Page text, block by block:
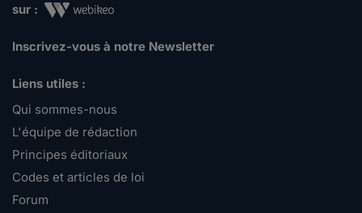
sur :
Inscrivez-vous à notre Newsletter
Liens utiles :
Qui sommes-nous
L'équipe de rédaction
Principes éditoriaux
Codes et articles de loi
Forum